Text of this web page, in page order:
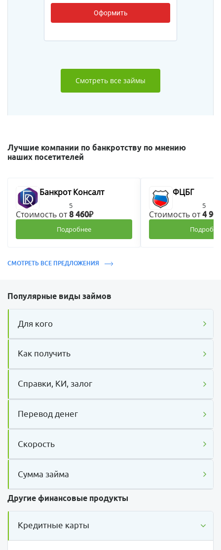
Оформить
Смотреть все займы
Лучшие компании по банкротству по мнению
наших посетителей
Банкрот Консалт
5
Стоимость от8 460₽
Подробнее
ФЦБГ
5
Стоимость от4
СМОТРЕТЬ ВСЕ ПРЕДЛОЖЕНИЯ
Популярные виды займов
Для кого
Как получить
Справки, КИ, залог
Перевод денег
Скорость
Сумма займа
Другие финансовые продукты
Кредитные карты